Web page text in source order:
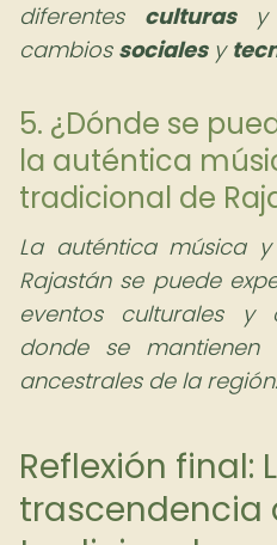
diferentes culturasy
cambios socialesy
5. ¿Dónde se
la auténtica
tradicional de
La auténtica música
Rajastán se puede
eventos culturales y
donde se mantienen
ancestrales de la región.
Reflexión final:
trascendencia